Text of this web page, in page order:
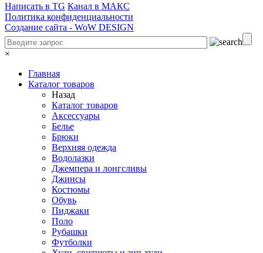
Написать в TG Канал в МАКС
Политика конфиденциальности
Создание сайта - WoW DESIGN
×
Главная
Каталог товаров
Назад
Каталог товаров
Аксессуары
Белье
Брюки
Верхняя одежда
Водолазки
Джемпера и лонгсливы
Джинсы
Костюмы
Обувь
Пиджаки
Поло
Рубашки
Футболки